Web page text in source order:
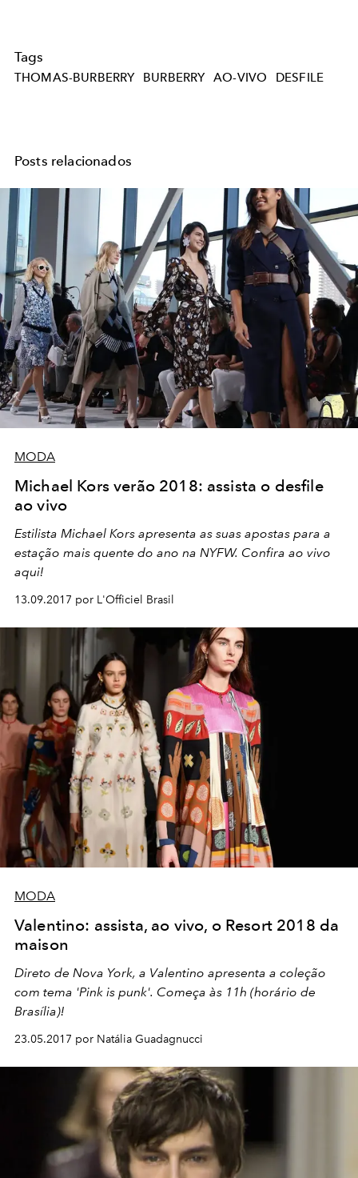
Tags
THOMAS-BURBERRY BURBERRY AO-VIVO DESFILE
Posts relacionados
MODA
Michael Kors verão 2018: assista o desfile
ao vivo
Estilista Michael Kors apresenta as suas apostas para a
estação mais quente do ano na NYFW. Confira ao vivo
aqui!
13.09.2017 por L'Officiel Brasil
MODA
Valentino: assista, ao vivo, o Resort 2018 da
maison
Direto de Nova York, a Valentino apresenta a coleção
com tema 'Pink is punk'. Começa às 11h (horário de
Brasília)!
23.05.2017 por Natália Guadagnucci